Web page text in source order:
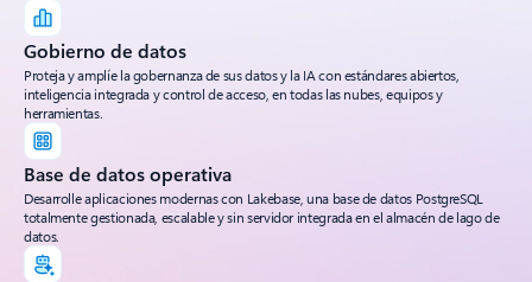
Gobierno de datos
Proteja y amplíe la gobernanza de sus datos y la IA con estándares abiertos,
inteligencia integrada y control de acceso, en todas las nubes, equipos y
herramientas.
Base de datos operativa
Desarrolle aplicaciones modernas con Lakebase, una base de datos PostgreSQL
totalmente gestionada, escalable y sin servidor integrada en el almacén de lago de
datos.